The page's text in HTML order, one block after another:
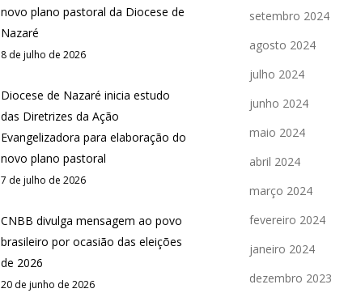
novo plano pastoral da Diocese de
Nazaré
8 de julho de 2026
Diocese de Nazaré inicia estudo
das Diretrizes da Ação
Evangelizadora para elaboração do
novo plano pastoral
7 de julho de 2026
CNBB divulga mensagem ao povo
brasileiro por ocasião das eleições
de 2026
20 de junho de 2026
setembro 2024
agosto 2024
julho 2024
junho 2024
maio 2024
abril 2024
março 2024
fevereiro 2024
janeiro 2024
dezembro 2023